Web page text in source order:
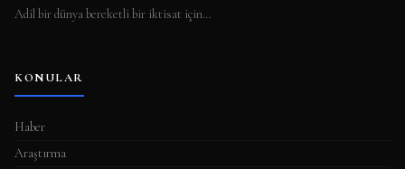
Adil bir dünya bereketli bir iktisat için…
KONULAR
Haber
Araştırma